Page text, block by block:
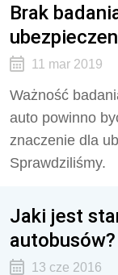
Brak
11 mar 2019
Ważność
auto powinno
znaczenie dla
Sprawdziliśmy.
Jaki jest
autobusów?
13 cze 2016